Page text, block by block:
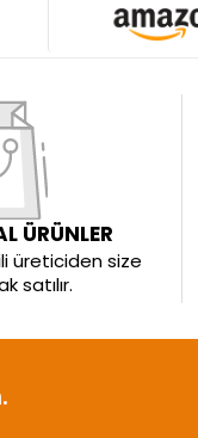
ÜRÜNLER
üreticiden size
satılır.